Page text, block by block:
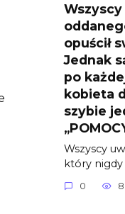
opuścił
Jednak
po
kobieta
szybie
Wszyscy
który nigdy
0